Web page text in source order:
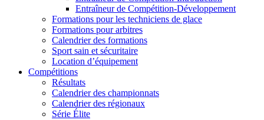
Entraîneur de Compétition-Développement
Formations pour les techniciens de glace
Formations pour arbitres
Calendrier des formations
Sport sain et sécuritaire
Location d’équipement
Compétitions
Résultats
Calendrier des championnats
Calendrier des régionaux
Série Élite